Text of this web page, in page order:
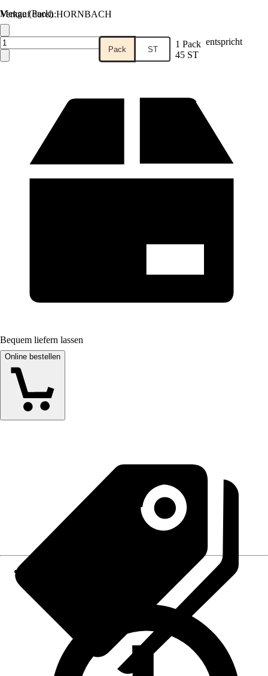
Verkauf durch:HORNBACH
Menge (Pack)
Pack ST 1 Pack entspricht
45 ST
Bequem liefern lassen
Online bestellen